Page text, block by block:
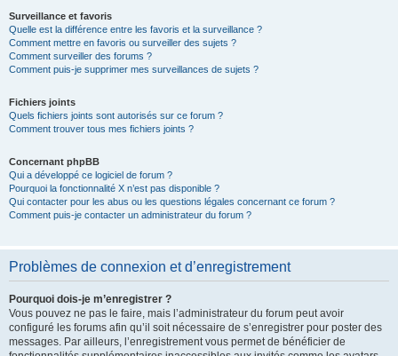
Surveillance et favoris
Quelle est la différence entre les favoris et la surveillance ?
Comment mettre en favoris ou surveiller des sujets ?
Comment surveiller des forums ?
Comment puis-je supprimer mes surveillances de sujets ?
Fichiers joints
Quels fichiers joints sont autorisés sur ce forum ?
Comment trouver tous mes fichiers joints ?
Concernant phpBB
Qui a développé ce logiciel de forum ?
Pourquoi la fonctionnalité X n’est pas disponible ?
Qui contacter pour les abus ou les questions légales concernant ce forum ?
Comment puis-je contacter un administrateur du forum ?
Problèmes de connexion et d’enregistrement
Pourquoi dois-je m’enregistrer ?
Vous pouvez ne pas le faire, mais l’administrateur du forum peut avoir
configuré les forums afin qu’il soit nécessaire de s’enregistrer pour poster des
messages. Par ailleurs, l’enregistrement vous permet de bénéficier de